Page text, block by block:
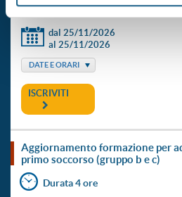
Durata 4 ore
dal 25/11/2026
al 25/11/2026
DATE E ORARI
ISCRIVITI
aggiornamento formazione per addetto alla gestione del
primo soccorso (gruppo b e c)
Durata 4 ore